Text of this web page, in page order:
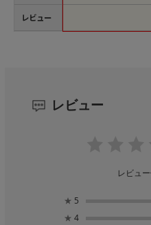
レビュー
レビュー
レビュ
★ 5
★ 4